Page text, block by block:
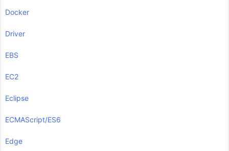
Docker
Driver
EBS
EC2
Eclipse
ECMAScript/ES6
Edge